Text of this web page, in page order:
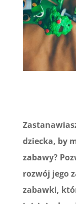
dziecka, by
zabawy?
rozwój jego
zabawki,